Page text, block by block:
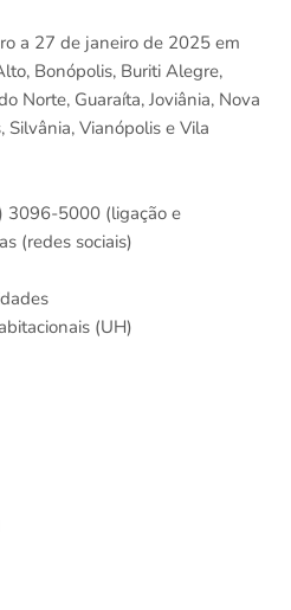
a 27 de janeiro de 2025 em
Bonópolis, Buriti Alegre,
Norte, Guaraíta, Joviânia, Nova
Silvânia, Vianópolis e Vila
3096-5000 (ligação e
(redes sociais)
(UH)